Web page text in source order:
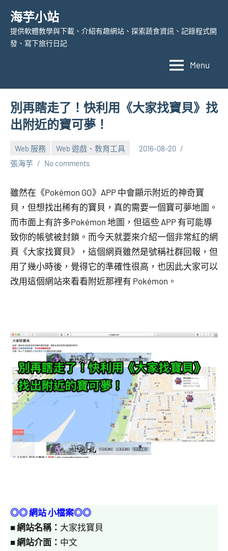
content
海芋小站
提供軟體教學與下載、介紹有趣網站、探索蔬食資訊、記錄程式開
發、寫下旅行日記
Menu
別再瞎走了！快利用《大家找寶貝》找
出附近的寶可夢！
Web 服務 Web 遊戲、教育工具
2016-08-20
張海芋
No comments
雖然在《Pokémon GO》APP 中會顯示附近的神奇寶
貝，但想找出稀有的寶貝，真的需要一個寶可夢地圖。
而市面上有許多Pokémon 地圖，但這些 APP 有可能導
致你的帳號被封鎖。而今天就要來介紹一個非常紅的網
頁《大家找寶貝》，這個網頁雖然是號稱社群回報，但
用了幾小時後，覺得它的準確性很高，也因此大家可以
改用這個網站來看看附近那裡有 Pokémon。
◎◎ 網站 小檔案◎◎
■網站名稱： 大家找寶貝
■網站介面： 中文